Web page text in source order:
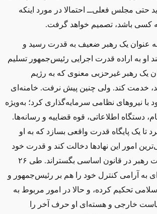
حتی مجلس فعلی‌ــ‌ احتمالا در مورد اینکه
کسی باشد، تصمیم خواهد گرفت.
به عنوان یک رهبر ضعیف به قدرت رسید و
او به اراده قدرت اجرایی رئیس‌جمهور تسلیم
یک رهبر غیرحزبی معنوی که به رژیم
خدمت کند. ولی چنین پیش نرفت. خامنه‌ای
با نیروهای نظامی سرمایه‌گذاری کرد؛ به‌ویژه
دستگاه اطلاعاتی، قوه قضاییه و رسانه‌ها.
تا یک پایگاه قدرت واقعی بسازد که به او
امور این نهادها دخالت کند و قدرت خود
را تا فراتر از اختیارات رهبر در قانون اساسی بگستراند. طی ۲۶
به آرامی کنترل خود را هم بر رئیس‌جمهور و
تحکیم کرده، و حالا در امور مربوط به
خارجی و هسته‌ای او حرف آخر را